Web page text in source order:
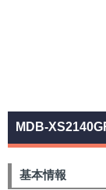
MDB-
基本情報